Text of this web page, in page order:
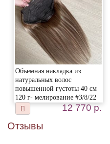
Объемная накладка из
натуральных волос
повышенной густоты 40 см
120 г- мелирование #3/8/22
12 770 р.
Отзывы